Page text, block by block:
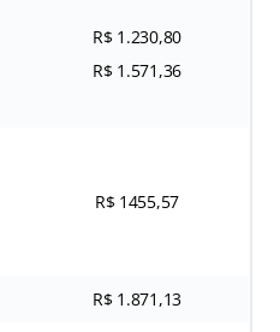
R$ 1.230,80
R$ 1.571,36
R$ 1455,57
R$ 1.871,13